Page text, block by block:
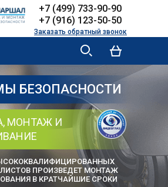
Заказать обратный звонок
+7 (499) 733-90-90
+7 (916) 123-50-50
МОНТАЖ И
Ы БЕЗОПАСНОСТИ
ПРОИЗВЕДЕТ МОНТАЖ
В КРАТЧАЙШИЕ СРОКИ